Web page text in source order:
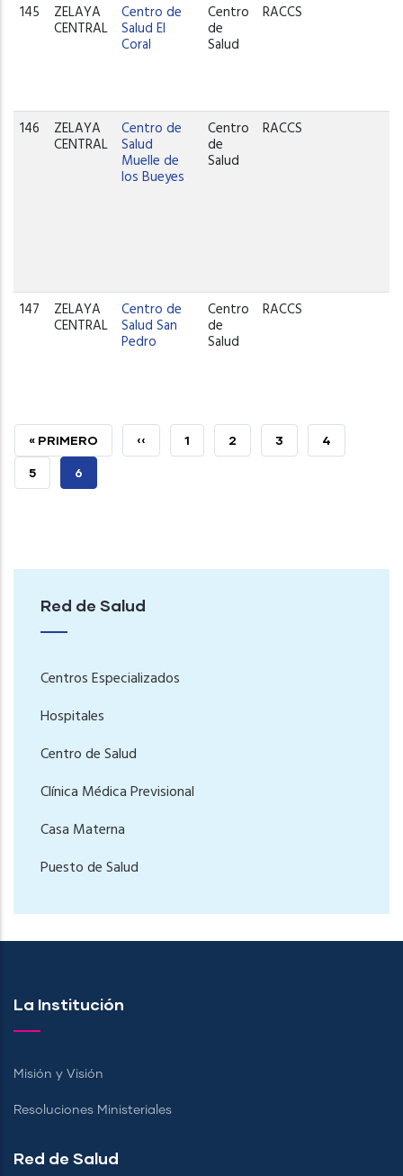
145 ZELAYA
CENTRAL
Centro de
Salud El
Coral
Centro
de
Salud
RACCS
146 ZELAYA
CENTRAL
Centro de
Salud
Muelle de
los Bueyes
Centro
de
Salud
RACCS
147 ZELAYA
CENTRAL
Centro de
Salud San
Pedro
Centro
de
Salud
RACCS
PRIMERA
PÁGINA
« PRIMERO
PÁGINA
‹‹ PAGE
1 PAGE
2 PAGE
3 PAGE
4
PAGE
5
PÁGINA
6
Red de Salud
Centros Especializados
Hospitales
Centro de Salud
Clínica Médica Previsional
Casa Materna
Puesto de Salud
La Institución
Misión y Visión
Resoluciones Ministeriales
Red de Salud